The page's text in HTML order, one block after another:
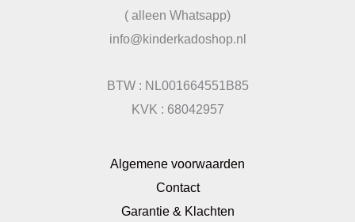
( alleen Whatsapp)
info@kinderkadoshop.nl
BTW : NL001664551B85
KVK : 68042957
Algemene voorwaarden
Contact
Garantie & Klachten